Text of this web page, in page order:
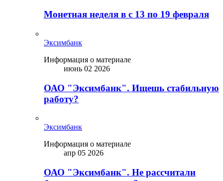
Монетная неделя в с 13 по 19 февраля
Эксимбанк
Информация о материале
июнь 02 2026
ОАО "Эксимбанк". Ищешь стабильную
работу?
Эксимбанк
Информация о материале
апр 05 2026
ОАО "Эксимбанк". Не рассчитали